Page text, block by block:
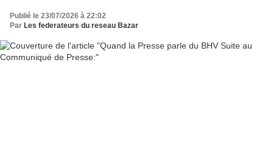
Publié le 23/07/2026 à 22:02
Par Les federateurs du reseau Bazar